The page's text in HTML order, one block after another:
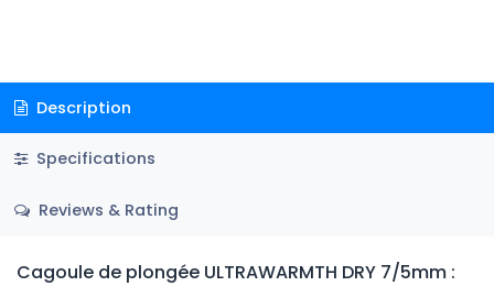
Description
Specifications
Reviews & Rating
Cagoule de plongée ULTRAWARMTH DRY 7/5mm :